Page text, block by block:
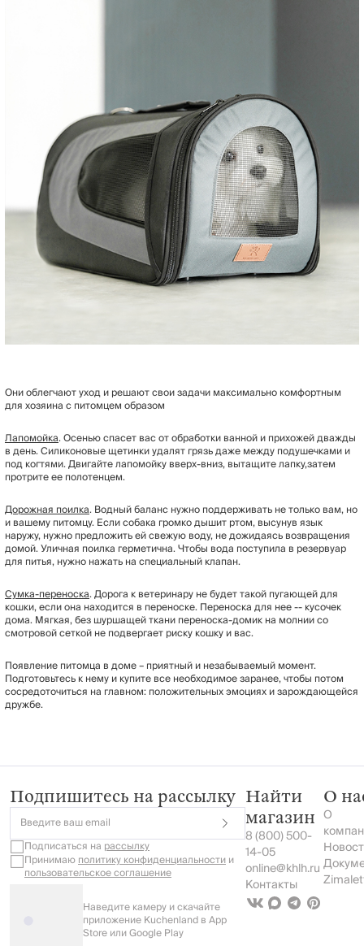
Они облегчают уход и решают свои задачи максимально комфортным
для хозяина с питомцем образом
Лапомойка. Осенью спасет вас от обработки ванной и прихожей дважды
в день. Силиконовые щетинки удалят грязь даже между подушечками и
под когтями. Двигайте лапомойку вверх-вниз, вытащите лапку,затем
протрите ее полотенцем.
Дорожная поилка. Водный баланс нужно поддерживать не только вам, но
и вашему питомцу. Если собака громко дышит ртом, высунув язык
наружу, нужно предложить ей свежую воду, не дожидаясь возвращения
домой. Уличная поилка герметична. Чтобы вода поступила в резервуар
для питья, нужно нажать на специальный клапан.
Сумка-переноска. Дорога к ветеринару не будет такой пугающей для
кошки, если она находится в переноске. Переноска для нее -- кусочек
дома. Мягкая, без шуршащей ткани переноска-домик на молнии со
смотровой сеткой не подвергает риску кошку и вас.
Появление питомца в доме – приятный и незабываемый момент.
Подготовьтесь к нему и купите все необходимое заранее, чтобы потом
сосредоточиться на главном: положительных эмоциях и зарождающейся
дружбе.
Подпишитесь на рассылку
Введите ваш email
Подписаться на рассылку
Принимаюполитику конфиденциальностии
пользовательское соглашение
Наведите камеру и скачайте
приложение Kuchenland в App
Store или Google Play
Найти
магазин
8 (800) 500-
14-05
online@khlh.ru
Контакты
О
О